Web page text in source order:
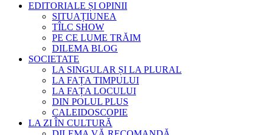
EDITORIALE ȘI OPINII
SITUAȚIUNEA
TÎLC SHOW
PE CE LUME TRĂIM
DILEMA BLOG
SOCIETATE
LA SINGULAR ȘI LA PLURAL
LA FAȚA TIMPULUI
LA FAȚA LOCULUI
DIN POLUL PLUS
CALEIDOSCOPIE
LA ZI ÎN CULTURĂ